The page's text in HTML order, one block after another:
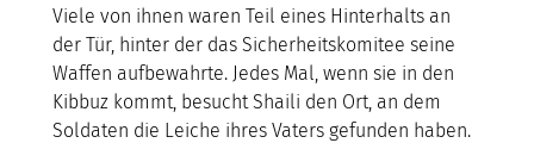
Viele von ihnen waren Teil eines Hinterhalts an
der Tür, hinter der das Sicherheitskomitee seine
Waffen aufbewahrte. Jedes Mal, wenn sie in den
Kibbuz kommt, besucht Shaili den Ort, an dem
Soldaten die Leiche ihres Vaters gefunden haben.